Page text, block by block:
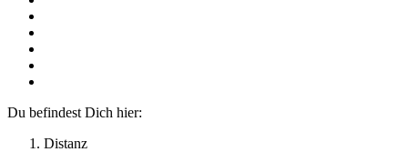
Du befindest Dich hier:
Distanz